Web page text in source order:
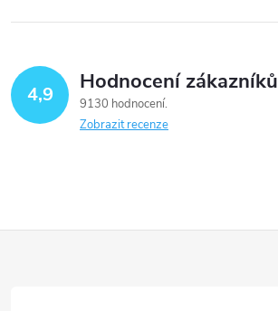
4,9 Hodnocení zákazníků
9130 hodnocení
Zobrazit recenze